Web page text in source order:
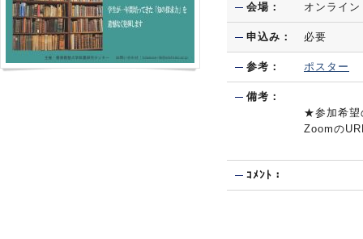
会場： オンライ
申込み： 必要
参考： ポスター
備考：
★参加希望
Zoomの
ｺﾒﾝﾄ：